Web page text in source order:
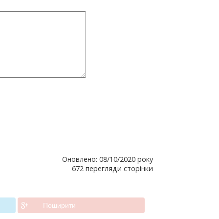
Оновлено: 08/10/2020 року
672 перегляди сторінки
Поширити